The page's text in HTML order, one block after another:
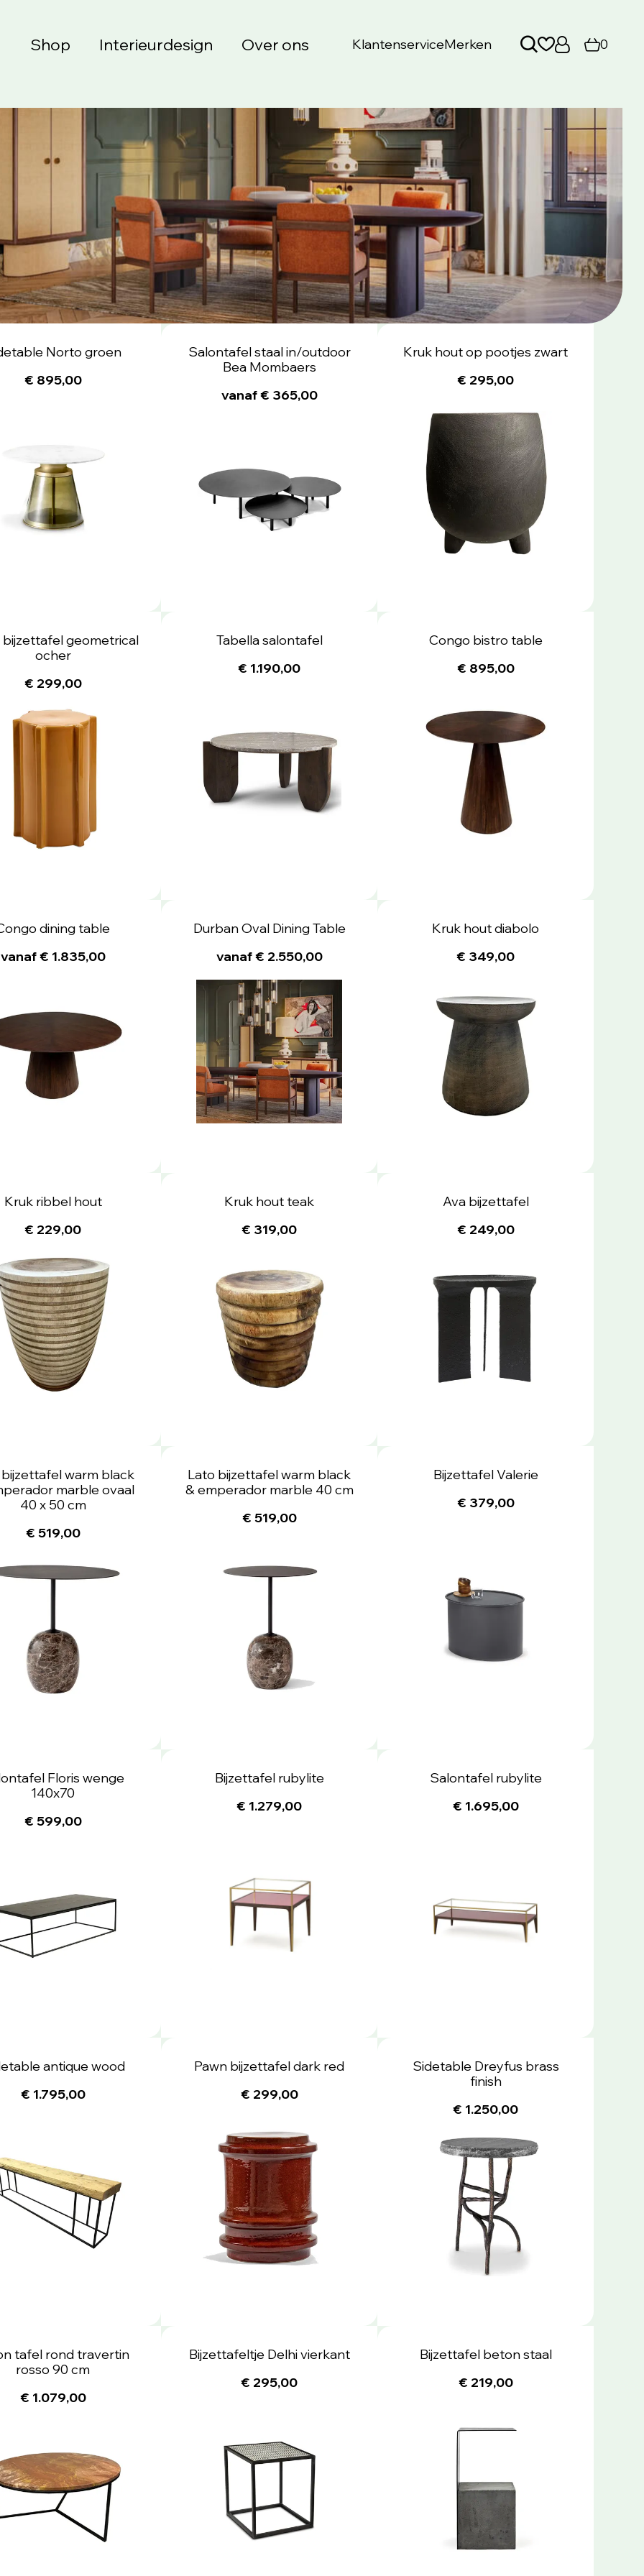
Shop Interieurdesign Over ons KlantenserviceMerken 0
Norto groen
€ 895,00
Salontafel staal in/outdoor
Bea Mombaers
vanaf € 365,00
Kruk hout op pootjes zwart
€ 295,00
bijzettafel geometrical
ocher
€ 299,00
Tabella salontafel
€ 1.190,00
Congo bistro table
€ 895,00
dining table
vanaf € 1.835,00
Durban Oval Dining Table
vanaf € 2.550,00
Kruk hout diabolo
€ 349,00
Kruk ribbel hout
€ 229,00
Kruk hout teak
€ 319,00
Ava bijzettafel
€ 249,00
warm black
marble ovaal
40 x 50 cm
€ 519,00
Lato bijzettafel warm black
& emperador marble 40 cm
€ 519,00
Bijzettafel Valerie
€ 379,00
Floris wenge
140x70
€ 599,00
Bijzettafel rubylite
€ 1.279,00
Salontafel rubylite
€ 1.695,00
antique wood
€ 1.795,00
Pawn bijzettafel dark red
€ 299,00
Sidetable Dreyfus brass
finish
€ 1.250,00
tafel rond travertin
rosso 90 cm
€ 1.079,00
Bijzettafeltje Delhi vierkant
€ 295,00
Bijzettafel beton staal
€ 219,00